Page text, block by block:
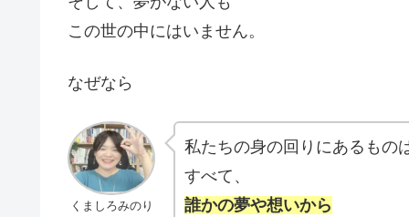
この世の中にはいません。
なぜなら
くましろみのり
私たちの身の回りにあるもの
すべて、
誰かの夢や想いから